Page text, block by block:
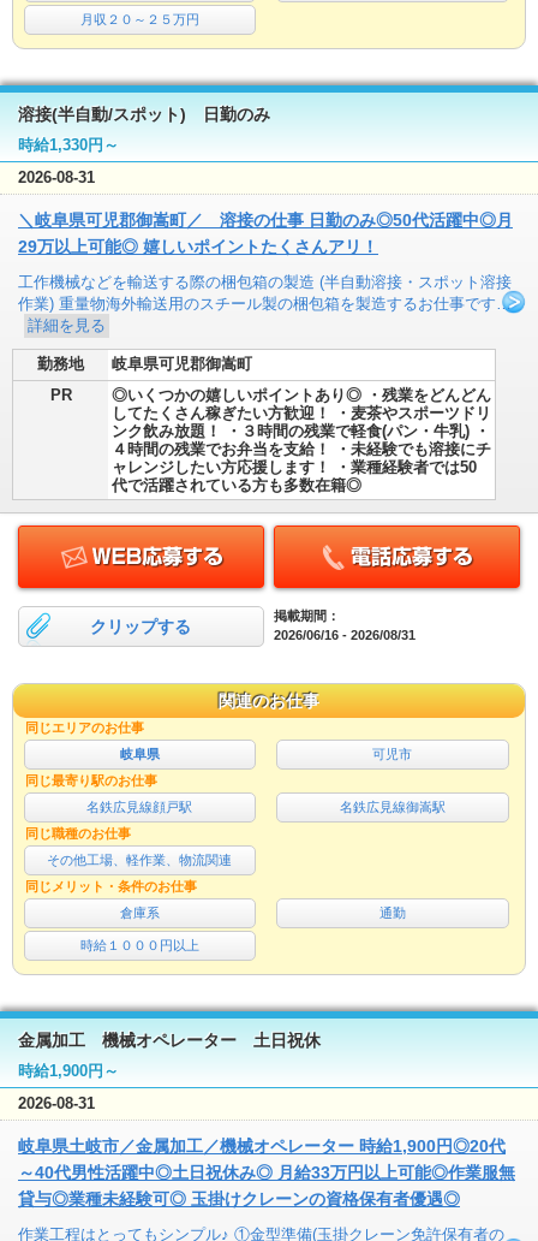
月収２０～２５万円
溶接(半自動/スポット) 日勤のみ
時給1,330円～
2026-08-31
＼岐阜県可児郡御嵩町／ 溶接の仕事 日勤のみ◎50代活躍中◎月
29万以上可能◎ 嬉しいポイントたくさんアリ！
工作機械などを輸送する際の梱包箱の製造 (半自動溶接・スポット溶接
作業) 重量物海外輸送用のスチール製の梱包箱を製造するお仕事です…
詳細を見る
勤務地
岐阜県可児郡御嵩町
PR
◎いくつかの嬉しいポイントあり◎ ・残業をどんどん
してたくさん稼ぎたい方歓迎！ ・麦茶やスポーツドリ
ンク飲み放題！ ・３時間の残業で軽食(パン・牛乳) ・
４時間の残業でお弁当を支給！ ・未経験でも溶接にチ
ャレンジしたい方応援します！ ・業種経験者では50
代で活躍されている方も多数在籍◎
クリップする
掲載期間：
2026/06/16 - 2026/08/31
関連のお仕事
同じエリアのお仕事
岐阜県
可児市
同じ最寄り駅のお仕事
名鉄広見線顔戸駅
名鉄広見線御嵩駅
同じ職種のお仕事
その他工場、軽作業、物流関連
同じメリット・条件のお仕事
倉庫系
通勤
時給１０００円以上
金属加工 機械オペレーター 土日祝休
時給1,900円～
2026-08-31
岐阜県土岐市／金属加工／機械オペレーター 時給1,900円◎20代
～40代男性活躍中◎土日祝休み◎ 月給33万円以上可能◎作業服無
貸与◎業種未経験可◎ 玉掛けクレーンの資格保有者優遇◎
作業工程はとってもシンプル♪ ①金型準備(玉掛クレーン免許保有者の